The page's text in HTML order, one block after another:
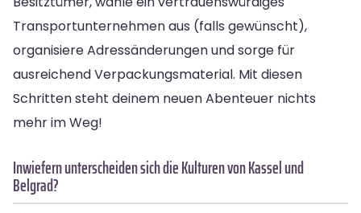
Transportunternehmen aus (falls gewünscht),
organisiere Adressänderungen und sorge für
ausreichend Verpackungsmaterial. Mit diesen
Schritten steht deinem neuen Abenteuer nichts
mehr im Weg!
Inwiefern unterscheiden sich die Kulturen von Kassel und
Belgrad?